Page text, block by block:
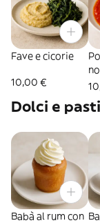
Fave e cicorie
10,00 €
Dolci e
Babà al rum con